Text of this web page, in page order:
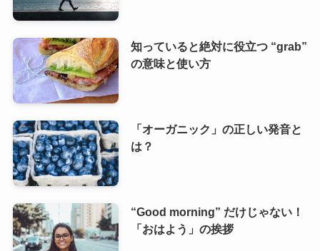
知っていると絶対に役立つ “grab”
の意味と使い方
「オーガニック」の正しい発音と
は？
“Good morning” だけじゃない！
「おはよう」の挨拶